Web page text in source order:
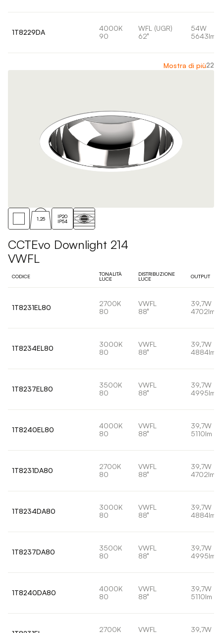
1T8229DA
4000K
90
WFL (UGR)
62°
54W
5643lm
Mostra di più22
1,25
IP20
IP54
CCTEvo Downlight 214
VWFL
CODICE
TONALITÀ
LUCE
DISTRIBUZIONE
LUCE
OUTPUT
1T8231EL80
2700K
80
VWFL
88°
39,7W
4702lm
1T8234EL80
3000K
80
VWFL
88°
39,7W
4884lm
1T8237EL80
3500K
80
VWFL
88°
39,7W
4995lm
1T8240EL80
4000K
80
VWFL
88°
39,7W
5110lm
1T8231DA80
2700K
80
VWFL
88°
39,7W
4702lm
1T8234DA80
3000K
80
VWFL
88°
39,7W
4884lm
1T8237DA80
3500K
80
VWFL
88°
39,7W
4995lm
1T8240DA80
4000K
80
VWFL
88°
39,7W
5110lm
2700K VWFL 39,7W